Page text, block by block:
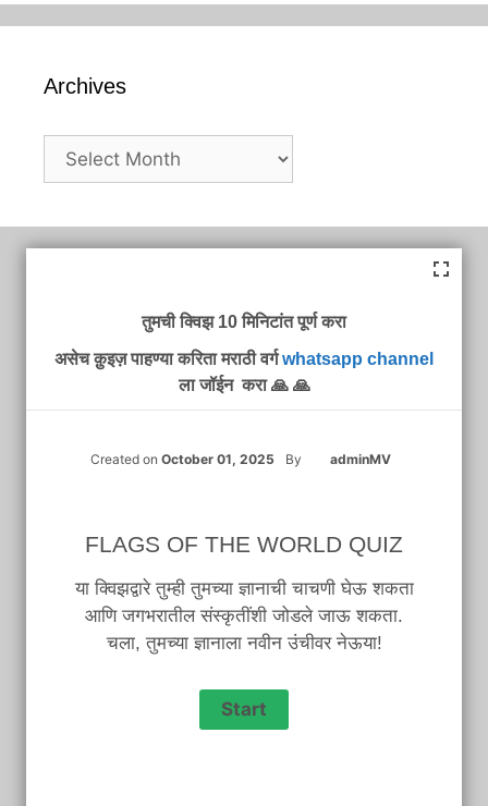
Archives
Archives
तुमची क्विझ 10 मिनिटांत पूर्ण करा
असेच क़ुइज़ पाहण्या करिता मराठी वर्गwhatsapp channel
ला जॉईन करा 🙏 🙏
Created on October 01, 2025 By adminMV
FLAGS OF THE WORLD QUIZ
या क्विझद्वारे तुम्ही तुमच्या ज्ञानाची चाचणी घेऊ शकता
आणि जगभरातील संस्कृतींशी जोडले जाऊ शकता.
चला, तुमच्या ज्ञानाला नवीन उंचीवर नेऊया!